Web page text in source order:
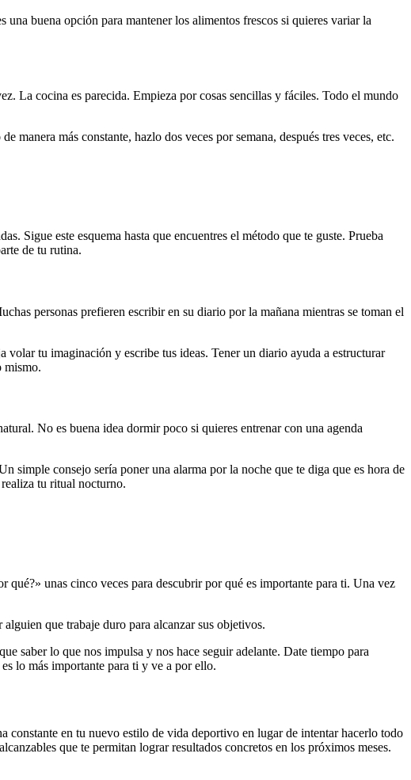
buena opción para mantener los alimentos frescos si quieres variar la
La cocina es parecida. Empieza por cosas sencillas y fáciles. Todo el mundo
manera más constante, hazlo dos veces por semana, después tres veces, etc.
Sigue este esquema hasta que encuentres el método que te guste. Prueba
de tu rutina.
personas prefieren escribir en su diario por la mañana mientras se toman el
volar tu imaginación y escribe tus ideas. Tener un diario ayuda a estructurar
mismo.
No es buena idea dormir poco si quieres entrenar con una agenda
simple consejo sería poner una alarma por la noche que te diga que es hora de
tu ritual nocturno.
unas cinco veces para descubrir por qué es importante para ti. Una vez
que trabaje duro para alcanzar sus objetivos.
saber lo que nos impulsa y nos hace seguir adelante. Date tiempo para
lo más importante para ti y ve a por ello.
constante en tu nuevo estilo de vida deportivo en lugar de intentar hacerlo todo
que te permitan lograr resultados concretos en los próximos meses.